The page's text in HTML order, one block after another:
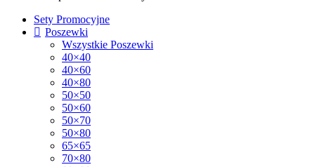
Sety Promocyjne
Poszewki
Wszystkie Poszewki
40×40
40×60
40×80
50×50
50×60
50×70
50×80
65×65
70×80